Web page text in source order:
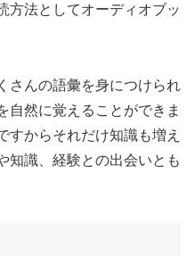
方法としてオーディオブッ
さんの語彙を身につけられ
自然に覚えることができま
すからそれだけ知識も増え
知識、経験との出会いとも